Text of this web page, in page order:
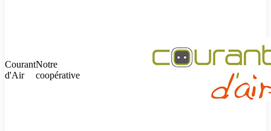
Courant
d'Air
Notre
coopérative